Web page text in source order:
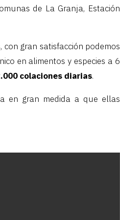
de La Granja, Estación
con gran satisfacción podemos
en alimentos y especies a 6
colaciones diarias.
en gran medida a que ellas